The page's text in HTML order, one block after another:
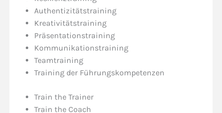
Authentizitätstraining
Kreativitätstraining
Präsentationstraining
Kommunikationstraining
Teamtraining
Training der Führungskompetenzen
Train the Trainer
Train the Coach